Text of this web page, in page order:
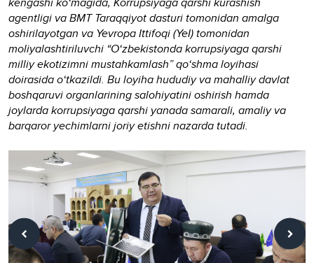
agentligi va BMT Taraqqiyot dasturi tomonidan amalga
oshirilayotgan va Yevropa Ittifoqi (YeI) tomonidan
moliyalashtiriluvchi “O‘zbekistonda korrupsiyaga qarshi
milliy ekotizimni mustahkamlash” qo‘shma loyihasi
doirasida o‘tkazildi. Bu loyiha hududiy va mahalliy davlat
boshqaruvi organlarining salohiyatini oshirish hamda
joylarda korrupsiyaga qarshi yanada samarali, amaliy va
barqaror yechimlarni joriy etishni nazarda tutadi.